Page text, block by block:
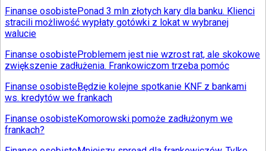
Finanse osobistePonad 3 mln złotych kary dla banku. Klienci
stracili możliwość wypłaty gotówki z lokat w wybranej
walucie
Finanse osobisteProblemem jest nie wzrost rat, ale skokowe
zwiększenie zadłużenia. Frankowiczom trzeba pomóc
Finanse osobisteBędzie kolejne spotkanie KNF z bankami
ws. kredytów we frankach
Finanse osobisteKomorowski pomoże zadłużonym we
frankach?